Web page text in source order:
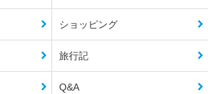
ショッピング
旅行記
Q&A